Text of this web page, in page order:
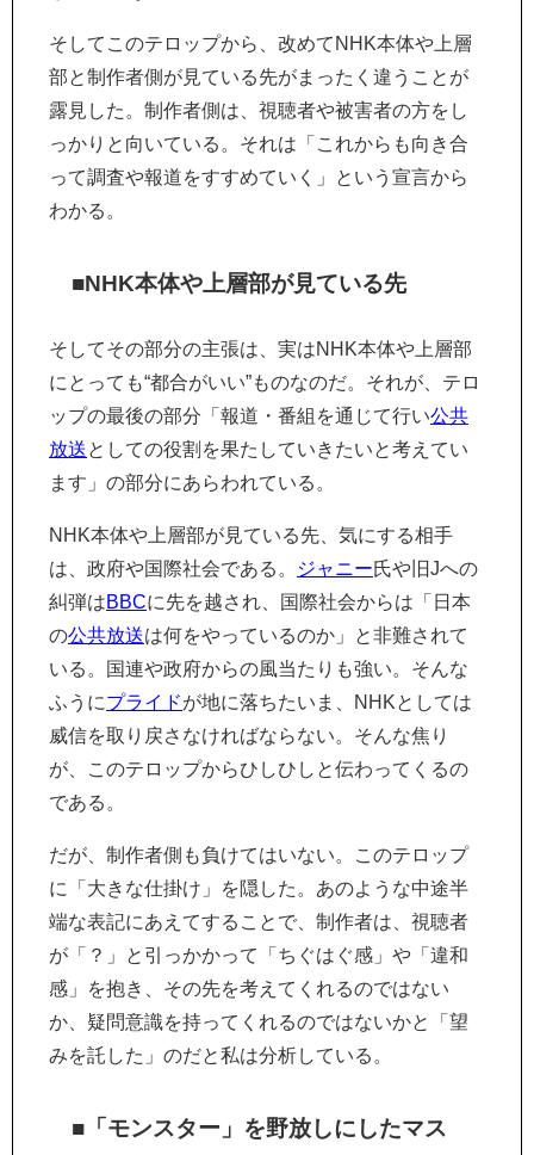
そしてこのテロップから、改めてNHK本体や上層
部と制作者側が見ている先がまったく違うことが
露見した。制作者側は、視聴者や被害者の方をし
っかりと向いている。それは「これからも向き合
って調査や報道をすすめていく」という宣言から
わかる。
■NHK本体や上層部が見ている先
そしてその部分の主張は、実はNHK本体や上層部
にとっても“都合がいい”ものなのだ。それが、テロ
ップの最後の部分「報道・番組を通じて行い公共
放送としての役割を果たしていきたいと考えてい
ます」の部分にあらわれている。
NHK本体や上層部が見ている先、気にする相手
は、政府や国際社会である。
ジャニー氏や旧Jへの
糾弾はBBCに先を越され、国際社会からは「日本
の公共放送は何をやっているのか」と非難されて
いる。国連や政府からの風当たりも強い。そんな
ふうにプライドが地に落ちたいま、NHKとしては
威信を取り戻さなければならない。そんな焦り
が、このテロップからひしひしと伝わってくるの
である。
だが、制作者側も負けてはいない。このテロップ
に「大きな仕掛け」を隠した。あのような中途半
端な表記にあえてすることで、制作者は、視聴者
が「？」と引っかかって「ちぐはぐ感」や「違和
感」を抱き、その先を考えてくれるのではない
か、疑問意識を持ってくれるのではないかと「望
みを託した」のだと私は分析している。
■「モンスター」を野放しにしたマス